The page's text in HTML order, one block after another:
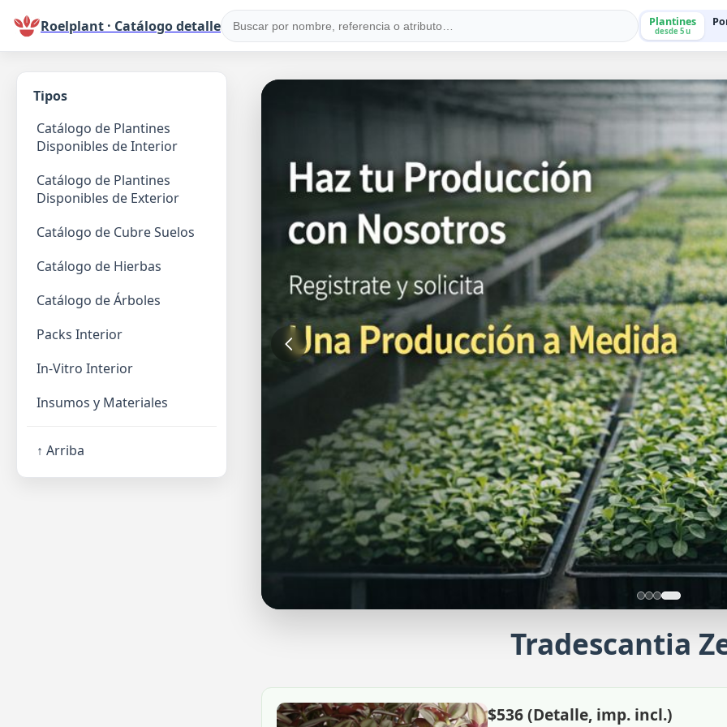
Roelplant · Catálogo detalle Plantines
desde 5 u
Sobre 200 unidades
Tradescantia
$536 (Detalle, imp. incl.)
Tipos
Catálogo de Plantines
Disponibles de Interior
Catálogo de Plantines
Disponibles de Exterior
Catálogo de Cubre Suelos
Catálogo de Hierbas
Catálogo de Árboles
Packs Interior
In-Vitro Interior
Insumos y Materiales
↑ Arriba